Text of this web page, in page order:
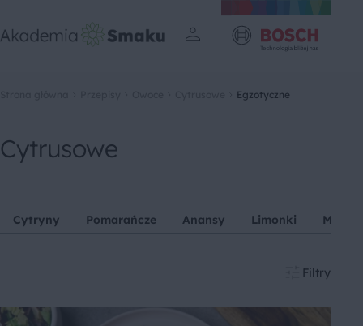
Egzotyczne
Cytrusowe
Cytryny Pomarańcze Anansy Limonki
Filtry